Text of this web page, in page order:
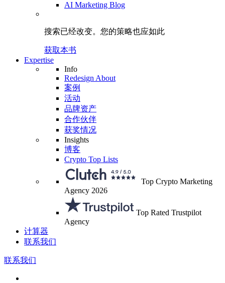
AI Marketing Blog
搜索已经改变。 您的策略也应如此
获取本书
Expertise
Info
Redesign About
案例
活动
品牌资产
合作伙伴
获奖情况
Insights
博客
Crypto Top Lists
Top Crypto Marketing
Agency 2026
Top Rated Trustpilot
Agency
计算器
联系我们
联系我们